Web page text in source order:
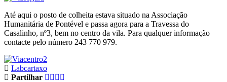
Até aqui o posto de colheita estava situado na Associação
Humanitária de Pontével e passa agora para a Travessa do
Casalinho, nº3, bem no centro da vila. Para qualquer informação
contacte pelo número 243 770 979.
Labcartaxo
Partilhar